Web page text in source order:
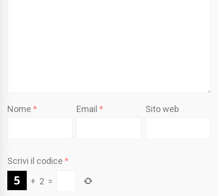
Nome * Email* Sito web
Scrivi il codice *
+ 2 =